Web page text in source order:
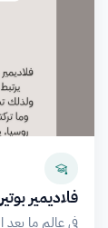
فلاديمير
في عالم ما